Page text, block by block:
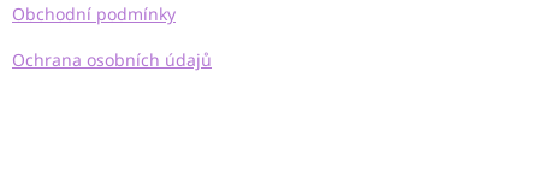
Obchodní podmínky
Ochrana osobních údajů